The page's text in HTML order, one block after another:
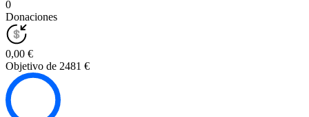
0
Donaciones
0,00 €
Objetivo de 2481 €